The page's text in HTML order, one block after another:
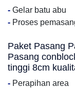
- Gelar batu abu
- Proses
Paket Pasang
Pasang
tinggi 8cm
- Perapihan area